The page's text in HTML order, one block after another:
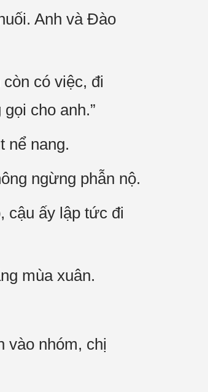
Anh và Đào
có việc, đi
cho anh.”
nể nang.
ngừng phẫn nộ.
cậu ấy lập tức đi
mùa xuân.
vào nhóm, chị